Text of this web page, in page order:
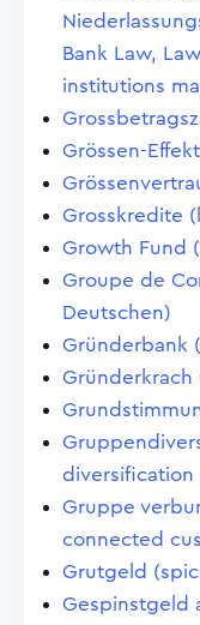
Bank Law,
institutions
Grössen-
Grosskredite
Growth Fund
Groupe de
Deutschen)
Gründerbank
Gründerkrach
diversification
Gruppe
connected
Grutgeld
Gespinstgeld